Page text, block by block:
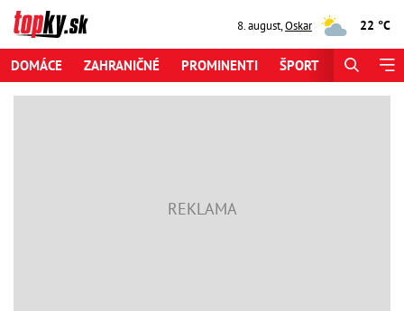
8. august,Oskar 22 °C
DOMÁCE ZAHRANIČNÉ PROMINENTI ŠPORT